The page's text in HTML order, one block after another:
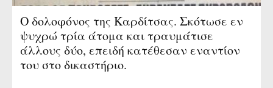
Ο δολοφόνος της Καρδίτσας. Σκότωσε εν
ψυχρώ τρία άτομα και τραυμάτισε
άλλους δύο, επειδή κατέθεσαν εναντίον
του στο δικαστήριο.